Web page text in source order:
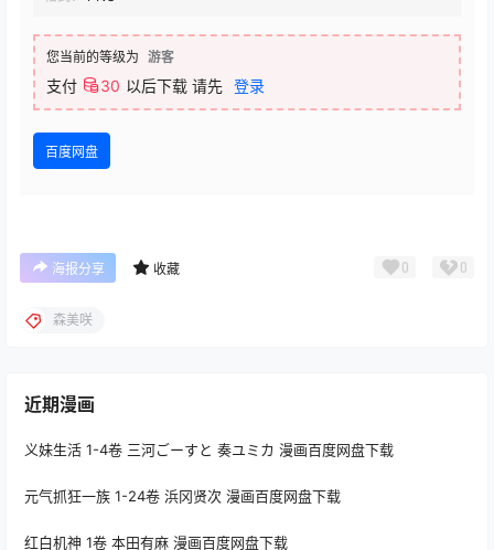
您当前的等级为 游客
支付 30 以后下载 请先 登录
百度网盘
海报分享 收藏 0 0
森美咲
近期漫画
义妹生活 1-4卷 三河ごーすと 奏ユミカ 漫画百度网盘下载
元气抓狂一族 1-24卷 浜冈贤次 漫画百度网盘下载
红白机神 1卷 本田有麻 漫画百度网盘下载